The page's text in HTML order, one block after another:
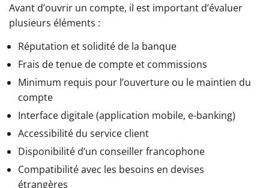
Avant d’ouvrir un compte, il est important d’évaluer
plusieurs éléments :
Réputation et solidité de la banque
Frais de tenue de compte et commissions
Minimum requis pour l’ouverture ou le maintien du
compte
Interface digitale (application mobile, e-banking)
Accessibilité du service client
Disponibilité d’un conseiller francophone
Compatibilité avec les besoins en devises
étrangères